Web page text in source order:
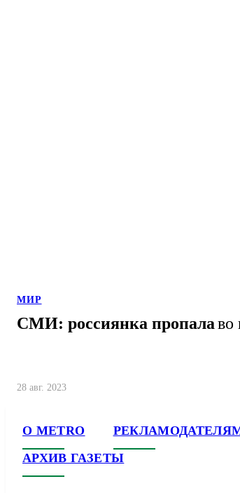
МИР
СМИ: россиянка пропалаво
28 авг. 2023
О METRO
АРХИВ ГАЗЕТЫ